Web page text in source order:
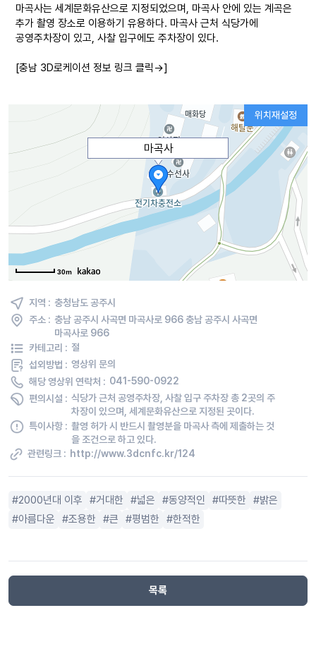
마곡사는 세계문화유산으로 지정되었으며, 마곡사 안에 있는 계곡은
추가 촬영 장소로 이용하기 유용하다. 마곡사 근처 식당가에
공영주차장이 있고, 사찰 입구에도 주차장이 있다.
[충남 3D로케이션 정보 링크 클릭→]
마곡사
30m
위치재설정
지역 : 충청남도 공주시
주소 : 충남 공주시 사곡면 마곡사로 966 충남 공주시 사곡면
마곡사로 966
카테고리 : 절
섭외방법 : 영상위 문의
해당 영상위 연락처 : 041-590-0922
편의시설 : 식당가 근처 공영주차장, 사찰 입구 주차장 총 2곳의 주
차장이 있으며, 세계문화유산으로 지정된 곳이다.
특이사항 : 촬영 허가 시 반드시 촬영분을 마곡사 측에 제출하는 것
을 조건으로 하고 있다.
관련링크 : http://www.3dcnfc.kr/124
2000년대 이후 거대한 넓은 동양적인 따뜻한
밝은
아름다운
조용한 큰 평범한 한적한
목록